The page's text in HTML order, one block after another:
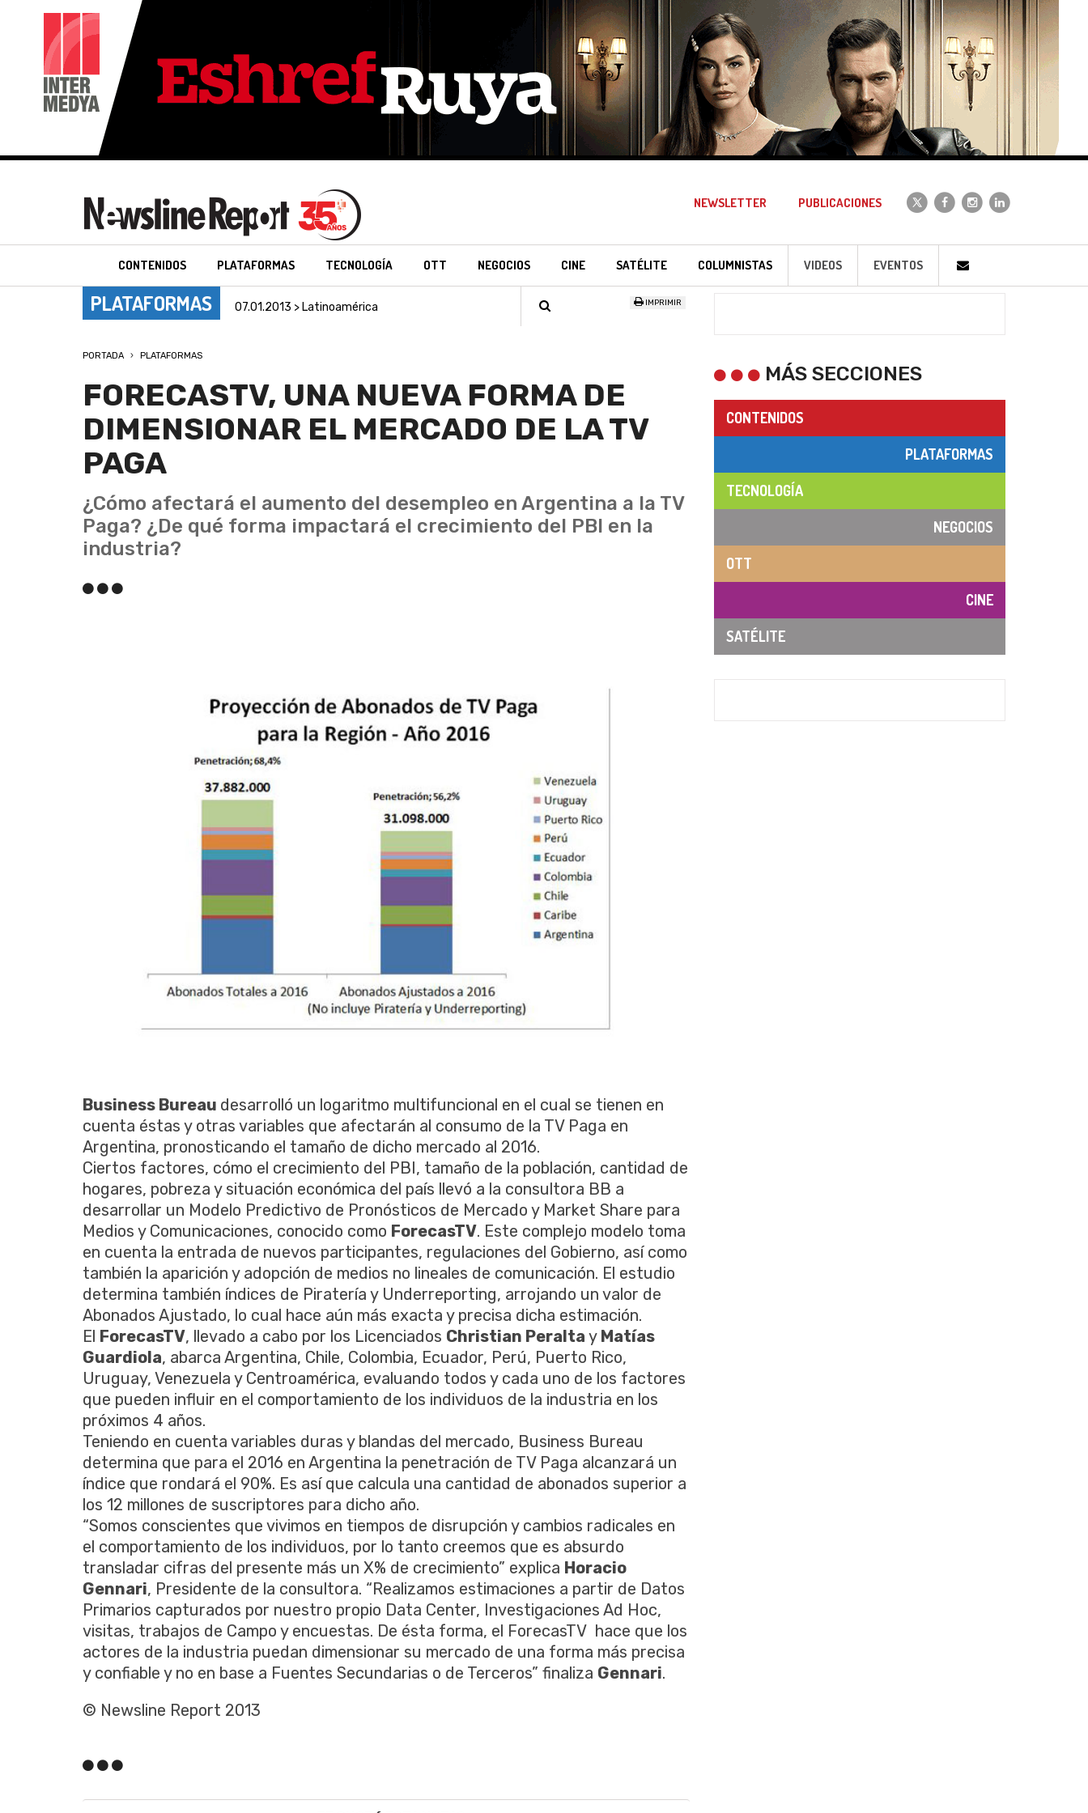
NEWSLETTER PUBLICACIONES
CONTENIDOS PLATAFORMAS TECNOLOGÍA OTT NEGOCIOS CINE SATÉLITE COLUMNISTAS VIDEOS EVENTOS
PLATAFORMAS 07.01.2013 > Latinoamérica IMPRIMIR
PORTADA PLATAFORMAS
FORECASTV, UNA NUEVA FORMA DE
DIMENSIONAR EL MERCADO DE LA TV
PAGA
¿Cómo afectará el aumento del desempleo en Argentina a la TV
Paga? ¿De qué forma impactará el crecimiento del PBI en la
industria?
Business Bureau desarrolló un logaritmo multifuncional en el cual se tienen en
cuenta éstas y otras variables que afectarán al consumo de la TV Paga en
Argentina, pronosticando el tamaño de dicho mercado al 2016.
Ciertos factores, cómo el crecimiento del PBI, tamaño de la población, cantidad de
hogares, pobreza y situación económica del país llevó a la consultora BB a
desarrollar un Modelo Predictivo de Pronósticos de Mercado y Market Share para
Medios y Comunicaciones, conocido como ForecasTV. Este complejo modelo toma
en cuenta la entrada de nuevos participantes, regulaciones del Gobierno, así como
también la aparición y adopción de medios no lineales de comunicación. El estudio
determina también índices de Piratería y Underreporting, arrojando un valor de
Abonados Ajustado, lo cual hace aún más exacta y precisa dicha estimación.
El ForecasTV, llevado a cabo por los Licenciados Christian Peralta y Matías
Guardiola, abarca Argentina, Chile, Colombia, Ecuador, Perú, Puerto Rico,
Uruguay, Venezuela y Centroamérica, evaluando todos y cada uno de los factores
que pueden influir en el comportamiento de los individuos de la industria en los
próximos 4 años.
Teniendo en cuenta variables duras y blandas del mercado, Business Bureau
determina que para el 2016 en Argentina la penetración de TV Paga alcanzará un
índice que rondará el 90%. Es así que calcula una cantidad de abonados superior a
los 12 millones de suscriptores para dicho año.
“Somos conscientes que vivimos en tiempos de disrupción y cambios radicales en
el comportamiento de los individuos, por lo tanto creemos que es absurdo
transladar cifras del presente más un X% de crecimiento” explica Horacio
Gennari, Presidente de la consultora. “Realizamos estimaciones a partir de Datos
Primarios capturados por nuestro propio Data Center, Investigaciones Ad Hoc,
visitas, trabajos de Campo y encuestas. De ésta forma, el ForecasTV hace que los
actores de la industria puedan dimensionar su mercado de una forma más precisa
y confiable y no en base a Fuentes Secundarias o de Terceros” finaliza Gennari.
© Newsline Report 2013
MÁS SECCIONES
CONTENIDOS
PLATAFORMAS
TECNOLOGÍA
NEGOCIOS
OTT
CINE
SATÉLITE